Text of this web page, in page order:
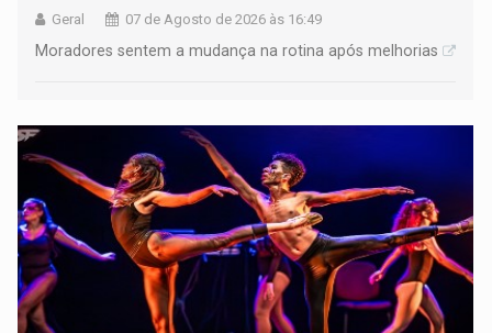
Geral 07 de Agosto de 2026 às 16:49
Moradores sentem a mudança na rotina após melhorias